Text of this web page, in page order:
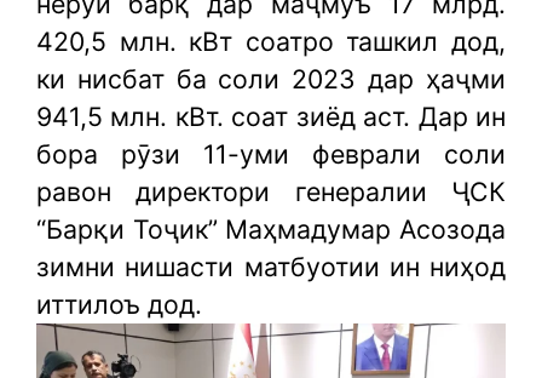
420,5 млн. кВт соатро ташкил дод,
ки нисбат ба соли 2023 дар ҳаҷми
941,5 млн. кВт. соат зиёд аст. Дар ин
бора рӯзи 11-уми феврали соли
равон директори генералии ҶСК
“Барқи Тоҷик” Маҳмадумар Асозода
зимни нишасти матбуотии ин ниҳод
иттилоъ дод.